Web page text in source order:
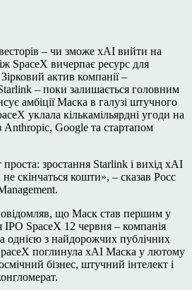
– чи зможе xAI вийти на
SpaceX вичерпає ресурс для
актив компанії –
– поки залишається головним
амбіції Маска в галузі штучного
уклала кількамільярдні угоди на
Anthropic, Google та стартапом
проста: зростання Starlink і вихід xAI
скінчаться кошти», – сказав Росс
що Маск став першим у
IPO SpaceX 12 червня – компанія
однією з найдорожчих публічних
поглинула xAI Маска у лютому
бізнес, штучний інтелект і